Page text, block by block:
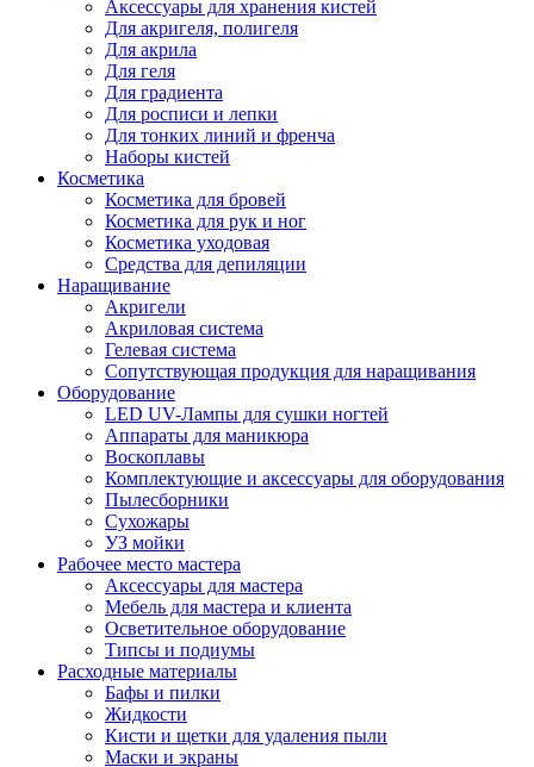
Аксессуары для хранения кистей
Для акригеля, полигеля
Для акрила
Для геля
Для градиента
Для росписи и лепки
Для тонких линий и френча
Наборы кистей
Косметика
Косметика для бровей
Косметика для рук и ног
Косметика уходовая
Средства для депиляции
Наращивание
Акригели
Акриловая система
Гелевая система
Сопутствующая продукция для наращивания
Оборудование
LED UV-Лампы для сушки ногтей
Аппараты для маникюра
Воскоплавы
Комплектующие и аксессуары для оборудования
Пылесборники
Сухожары
УЗ мойки
Рабочее место мастера
Аксессуары для мастера
Мебель для мастера и клиента
Осветительное оборудование
Типсы и подиумы
Расходные материалы
Бафы и пилки
Жидкости
Кисти и щетки для удаления пыли
Маски и экраны